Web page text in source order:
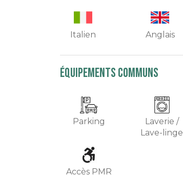
Italien Anglais
équipements communs
Parking
Laverie /
Lave-linge
Accès PMR